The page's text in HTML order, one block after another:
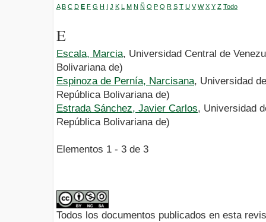
A B C D E F G H I J K L M N Ñ O P Q R S T U V W X Y Z Todo
E
Escala, Marcia, Universidad Central de
Bolivariana de)
Espinoza de Pernía, Narcisana, Universidad
República Bolivariana de)
Estrada Sánchez, Javier Carlos, Universidad
República Bolivariana de)
Elementos 1 - 3 de 3
Todos los documentos publicados en esta